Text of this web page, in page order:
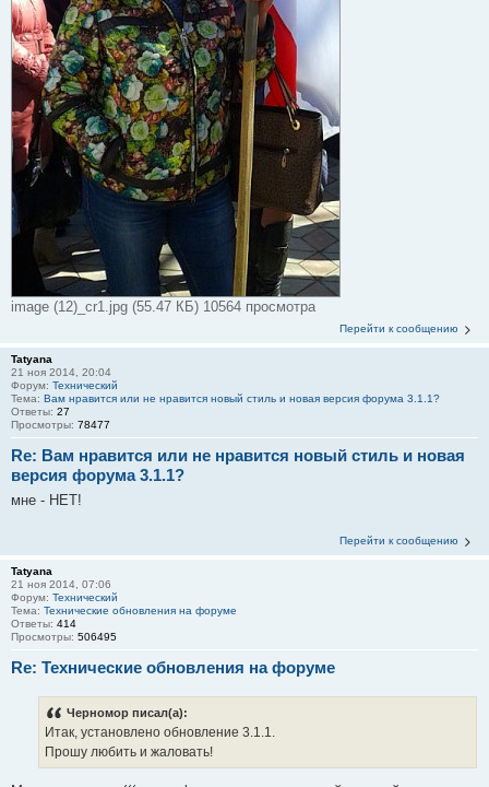
image (12)_cr1.jpg (55.47 КБ) 10564 просмотра
Перейти к сообщению
Tatyana
21 ноя 2014, 20:04
Форум: Технический
Тема: Вам нравится или не нравится новый стиль и новая версия форума 3.1.1?
Ответы: 27
Просмотры: 78477
Re: Вам нравится или не нравится новый стиль и новая
версия форума 3.1.1?
мне - НЕТ!
Перейти к сообщению
Tatyana
21 ноя 2014, 07:06
Форум: Технический
Тема: Технические обновления на форуме
Ответы: 414
Просмотры: 506495
Re: Технические обновления на форуме
Черномор писал(а):
Итак, установлено обновление 3.1.1.
Прошу любить и жаловать!